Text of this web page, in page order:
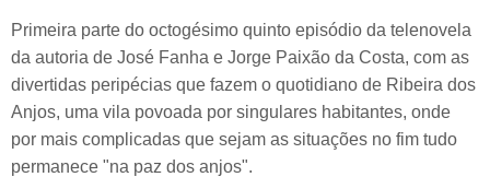
Primeira parte do octogésimo quinto episódio da telenovela
da autoria de José Fanha e Jorge Paixão da Costa, com as
divertidas peripécias que fazem o quotidiano de Ribeira dos
Anjos, uma vila povoada por singulares habitantes, onde
por mais complicadas que sejam as situações no fim tudo
permanece "na paz dos anjos".